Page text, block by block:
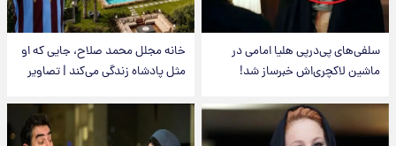
سلفی‌های پی‌درپی هلیا امامی در
ماشین لاکچری‌اش خبرساز شد!
خانه مجلل محمد صلاح، جایی که او
مثل پادشاه زندگی می‌کند | تصاویر